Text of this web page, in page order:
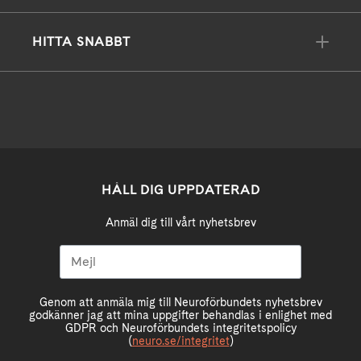
HITTA SNABBT
HÅLL DIG UPPDATERAD
Anmäl dig till vårt nyhetsbrev
Genom att anmäla mig till Neuroförbundets nyhetsbrev
godkänner jag att mina uppgifter behandlas i enlighet med
GDPR och Neuroförbundets integritetspolicy
(neuro.se/integritet)